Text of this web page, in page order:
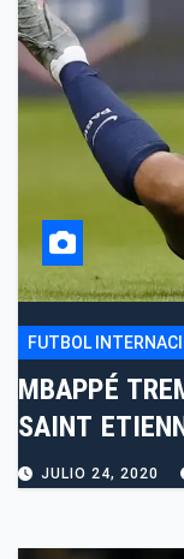
FUTBOL
MBAPPÉ
SAINT
JULIO 24, 2020